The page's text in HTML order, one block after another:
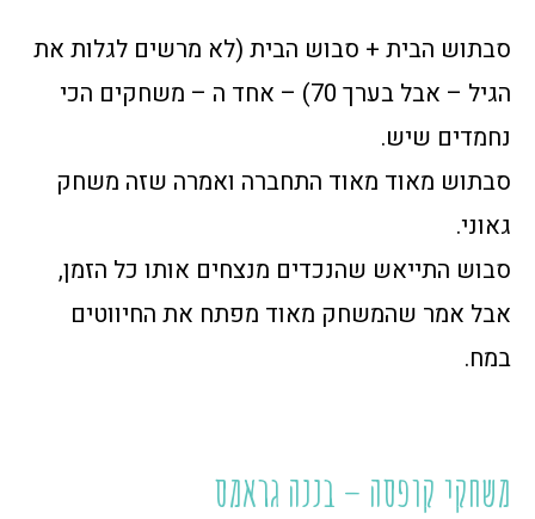
סבתוש הבית + סבוש הבית (לא מרשים לגלות את
הגיל – אבל בערך 70) – אחד ה – משחקים הכי
נחמדים שיש.
סבתוש מאוד מאוד התחברה ואמרה שזה משחק
גאוני.
סבוש התייאש שהנכדים מנצחים אותו כל הזמן,
אבל אמר שהמשחק מאוד מפתח את החיווטים
במח.
משחקי קופסה – בננה גראמס